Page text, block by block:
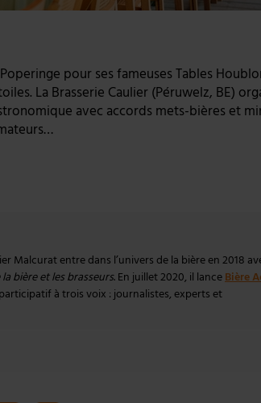
pour ses fameuses Tables
La Brasserie Caulier (Péruwelz, BE)
avec accords mets-bières et
Malcurat entre dans l’univers de la bière en 2018
bière et les brasseurs. En juillet 2020, il lance Bière
à trois voix : journalistes, experts et